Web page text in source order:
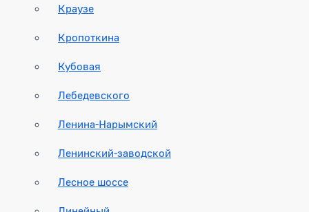
Краузе
Кропоткина
Кубовая
Лебедевского
Ленина-Нарымский
Ленинский-заводской
Лесное шоссе